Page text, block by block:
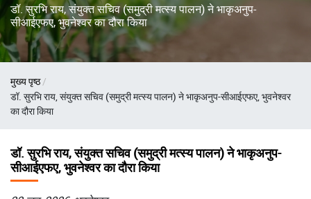
डॉ. सुरभि राय, संयुक्त सचिव (समुद्री मत्स्य पालन) ने भाकृअनुप-
सीआईएफए, भुवनेश्वर का दौरा किया
पग
चिन्ह
मुख्य पृष्ठ
डॉ. सुरभि राय, संयुक्त सचिव (समुद्री मत्स्य पालन) ने भाकृअनुप-सीआईएफए, भुवनेश्वर
का दौरा किया
डॉ. सुरभि राय, संयुक्त सचिव (समुद्री मत्स्य पालन) ने भाकृअनुप-
सीआईएफए, भुवनेश्वर का दौरा किया